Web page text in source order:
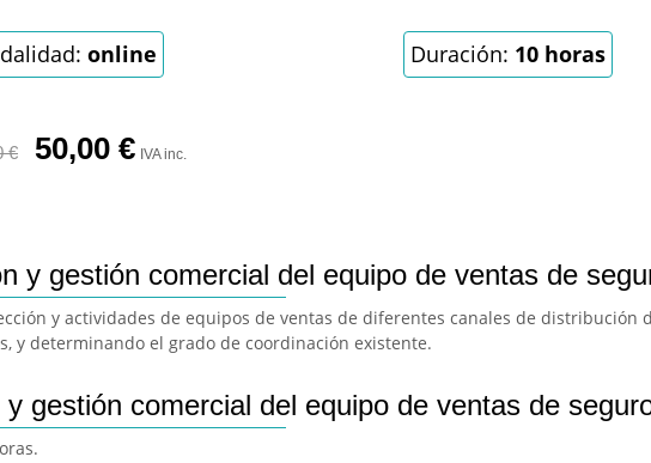
online Duración: 10 horas
€ 50,00 € IVA inc.
y gestión comercial del equipo de ventas de
y actividades de equipos de ventas de diferentes canales de distribución
y determinando el grado de coordinación existente.
gestión comercial del equipo de ventas de